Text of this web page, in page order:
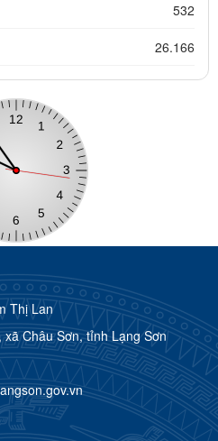
532
26.166
Thị Lan
Châu Sơn, tỉnh Lạng Sơn